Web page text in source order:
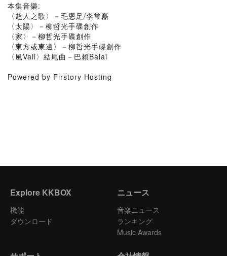
本集音樂:
〈超人之歌〉－毛恩足/李常磊
〈太陽〉－柳哲光手碟創作
〈家〉－柳哲光手碟創作
〈東方或東邊〉－柳哲光手碟創作
〈風Vali〉結尾曲－巴賴Balai
Powered by Firstory Hosting
Explore KKBOX
機能
ダウンロード
ニュース
音楽ニュース
ランキング
Music Awards